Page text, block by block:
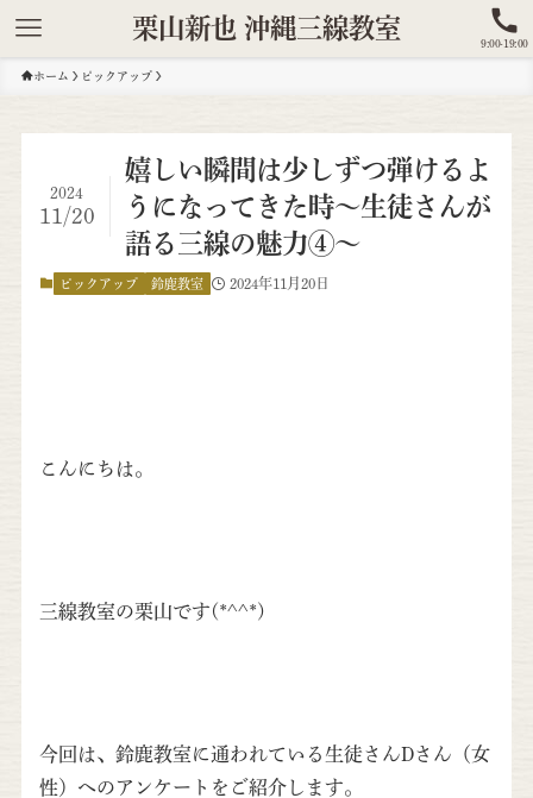
栗山新也 沖縄三線教室
9:00-19:00
ホーム ピックアップ
嬉しい瞬間は少しずつ弾けるよ
うになってきた時～生徒さんが
語る三線の魅力④～
2024
11/20
ピックアップ 鈴鹿教室 2024年11月20日
こんにちは。
三線教室の栗山です(*^^*)
今回は、鈴鹿教室に通われている生徒さんDさん（女
性）へのアンケートをご紹介します。